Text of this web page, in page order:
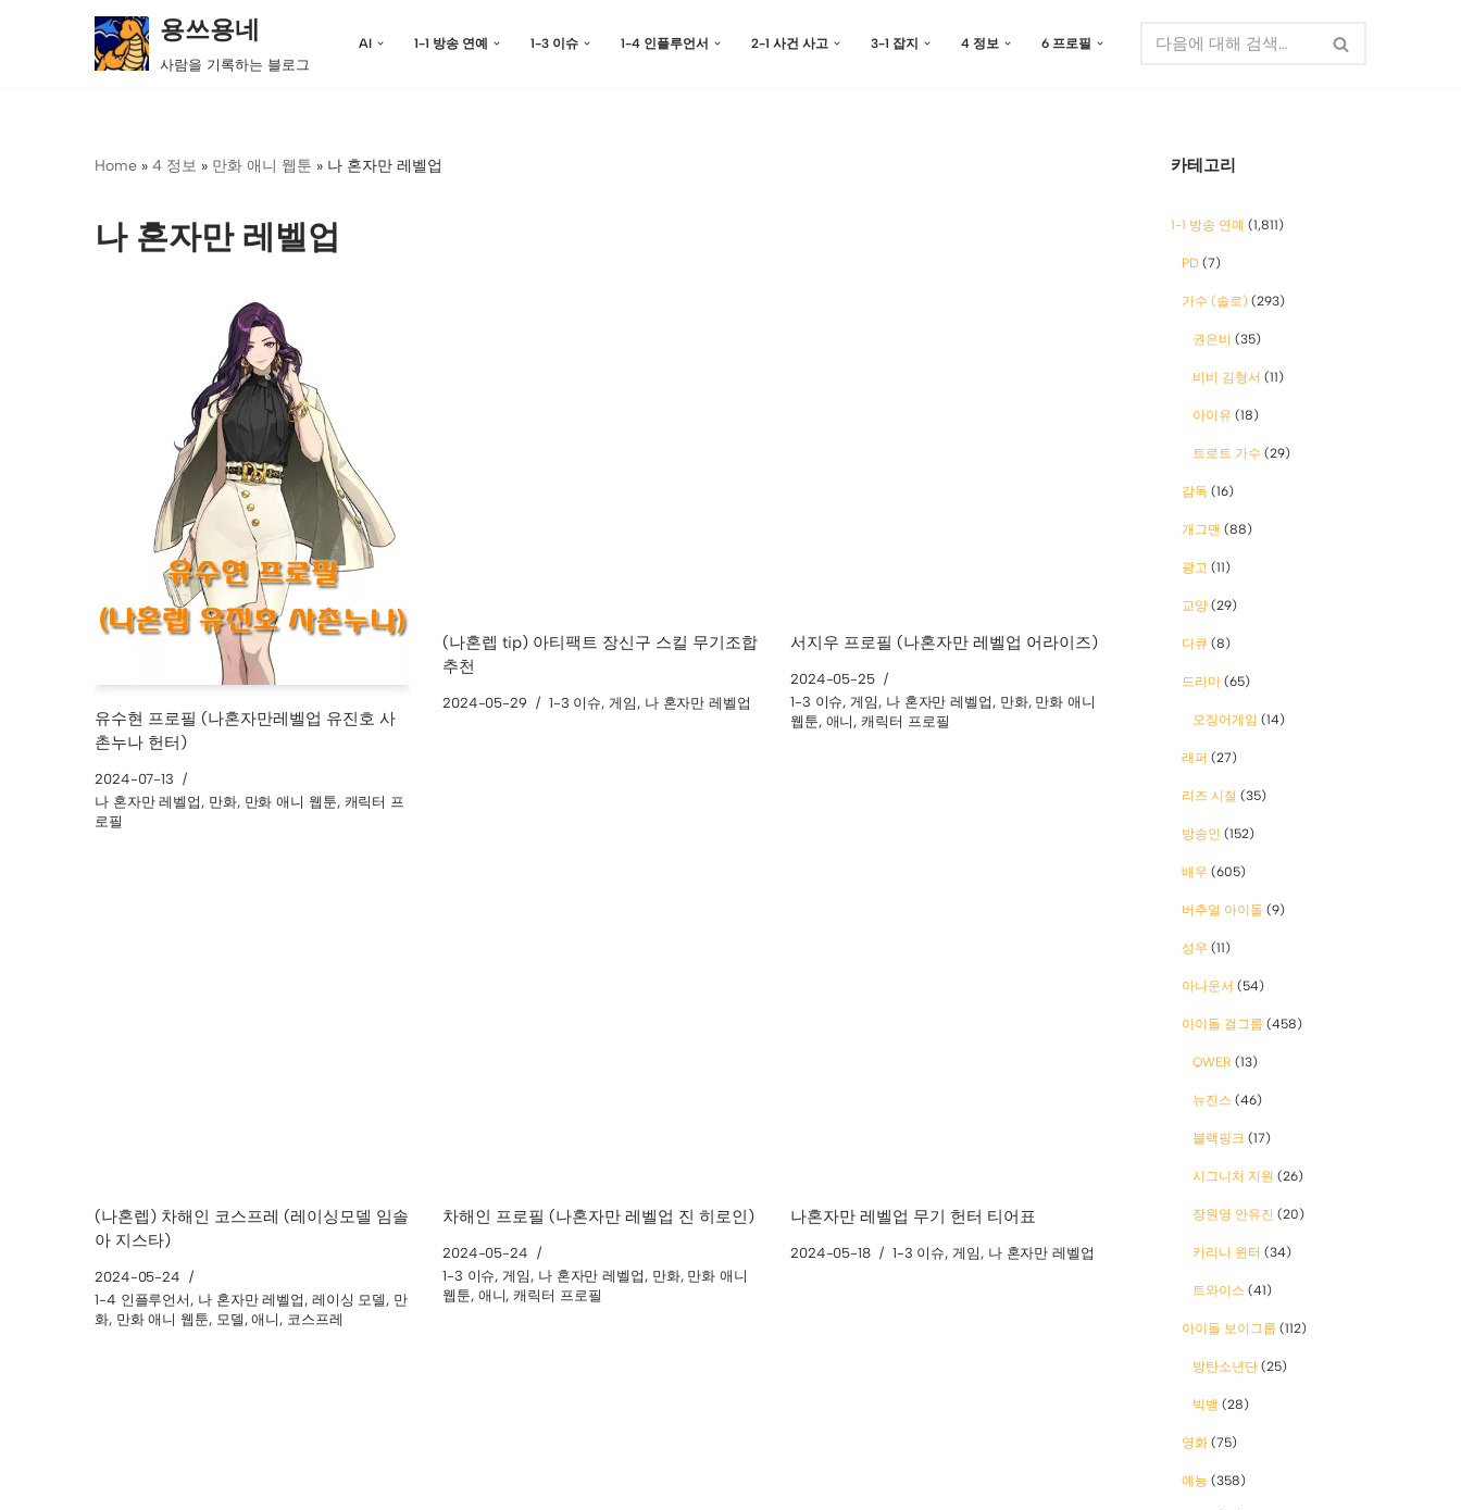
용쓰용네
사람을 기록하는 블로그
AI 1-1 방송 연예 1-3 이슈 1-4 인플루언서 2-1 사건 사고 3-1 잡지 4 정보 6 프로필
Home » 4 정보 » 만화 애니 웹툰 » 나 혼자만 레벨업
나 혼자만 레벨업
유수현 프로필 (나혼자만레벨업 유진호 사
촌누나 헌터)
2024-07-13
나 혼자만 레벨업 , 만화, 만화 애니 웹툰, 캐릭터 프
로필
(나혼렙 tip) 아티팩트 장신구 스킬 무기조합
추천
2024-05-29 1-3 이슈, 게임 , 나 혼자만 레벨업
서지우 프로필 (나혼자만 레벨업 어라이즈)
2024-05-25
1-3 이슈, 게임 , 나 혼자만 레벨업 , 만화, 만화 애니
웹툰, 애니 ,캐릭터 프로필
(나혼렙) 차해인 코스프레 (레이싱모델 임솔
아 지스타)
2024-05-24
1-4 인플루언서 , 나 혼자만 레벨업 , 레이싱 모델 , 만
화, 만화 애니 웹툰, 모델 ,애니 , 코스프레
차해인 프로필 (나혼자만 레벨업 진 히로인)
2024-05-24
1-3 이슈, 게임 , 나 혼자만 레벨업 , 만화, 만화 애니
웹툰, 애니,캐릭터 프로필
나혼자만 레벨업 무기 헌터 티어표
2024-05-18 1-3 이슈, 게임 , 나 혼자만 레벨업
카테고리
1-1 방송 연예 (1,811)
PD (7)
가수 (솔로) (293)
권은비 (35)
비비 김형서 (11)
아이유 (18)
트로트 가수 (29)
감독 (16)
개그맨 (88)
광고 (11)
교양 (29)
다큐 (8)
드라마 (65)
오징어게임 (14)
래퍼 (27)
리즈 시절 (35)
방송인 (152)
배우 (605)
버추얼 아이돌 (9)
성우 (11)
아나운서 (54)
아이돌 걸그룹 (458)
QWER (13)
뉴진스 (46)
블랙핑크 (17)
시그니처 지원 (26)
장원영 안유진 (20)
카리나 윈터 (34)
트와이스 (41)
아이돌 보이그룹 (112)
방탄소년단 (25)
빅뱅 (28)
영화 (75)
예능 (358)